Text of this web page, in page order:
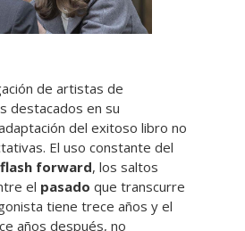
de artistas de
destacados en su
del exitoso libro no
El uso constante del
forward, los saltos
el pasado que transcurre
tiene trece años y el
años después, no